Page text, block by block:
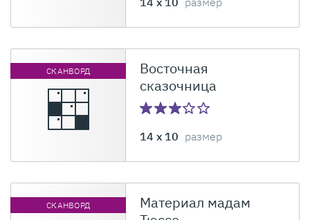
СКАНВОРД
Восточная
сказочница
14 x 10 размер
СКАНВОРД
Материал мадам